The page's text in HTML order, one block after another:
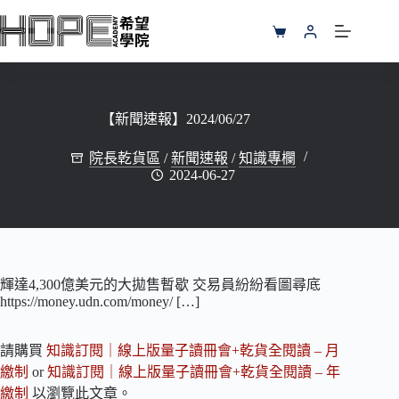
至
購
物
【新聞速報】2024/06/27
院長乾貨區 /新聞速報 /知識專欄
2024-06-27
輝達4,300億美元的大拋售暫歇 交易員紛紛看圖尋底
https://money.udn.com/money/ […]
請購買 知識訂閱｜線上版量子讀冊會+乾貨全閱讀 – 月
繳制 or知識訂閱｜線上版量子讀冊會+乾貨全閱讀 – 年
繳制 以瀏覽此文章。